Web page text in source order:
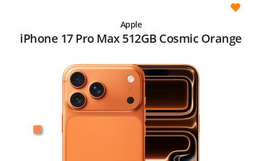
Apple
iPhone 17 Pro Max 512GB Cosmic Orange